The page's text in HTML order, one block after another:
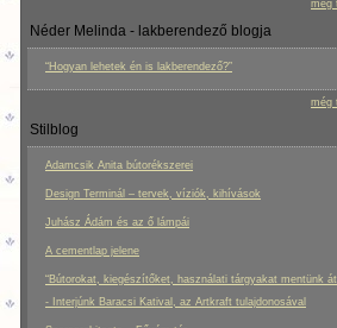
még
Néder Melinda - lakberendező blogja
“Hogyan lehetek én is lakberendező?”
még
Stilblog
Adamcsik Anita bútorékszerei
Design Terminál – tervek, víziók, kihívások
Juhász Ádám és az ő lámpái
A cementlap jelene
“Bútorokat, kiegészítőket, használati tárgyakat mentünk
- Interjúnk Baracsi Katival, az Artkraft tulajdonosával